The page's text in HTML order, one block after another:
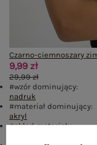
Czarno-ciemnoszary
9,99 zł
29,99 zł
#wzór dominujący:
nadruk
#materiał dominujący:
akryl
#skład materiału :